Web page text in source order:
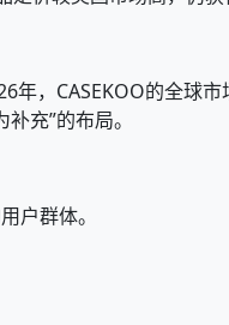
年，CASEKOO的全球
充”的布局。
户群体。